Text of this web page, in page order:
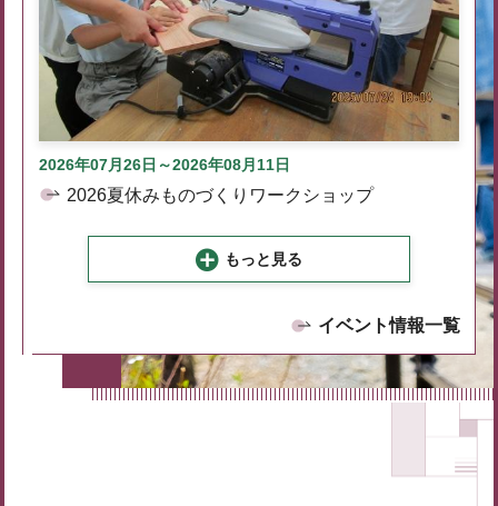
2026年07月26日～2026年08月11日
2026夏休みものづくりワークショップ
もっと見る
イベント情報一覧